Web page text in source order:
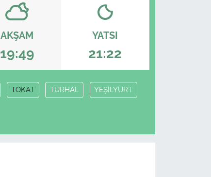
AKŞAM
19:49
YATSI
21:22
TOKAT TURHAL YEŞİLYURT